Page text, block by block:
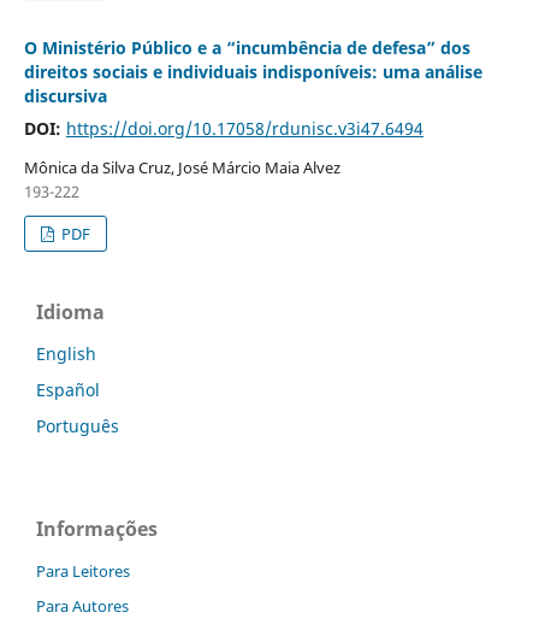
O Ministério Público e a “incumbência de defesa” dos
direitos sociais e individuais indisponíveis: uma análise
discursiva
DOI: https://doi.org/10.17058/rdunisc.v3i47.6494
Mônica da Silva Cruz, José Márcio Maia Alvez
193-222
PDF
Idioma
English
Español
Português
Informações
Para Leitores
Para Autores